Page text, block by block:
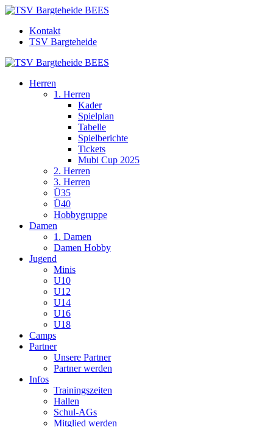
Kontakt
TSV Bargteheide
Herren
1. Herren
Kader
Spielplan
Tabelle
Spielberichte
Tickets
Mubi Cup 2025
2. Herren
3. Herren
Ü35
Ü40
Hobbygruppe
Damen
1. Damen
Damen Hobby
Jugend
Minis
U10
U12
U14
U16
U18
Camps
Partner
Unsere Partner
Partner werden
Infos
Trainingszeiten
Hallen
Schul-AGs
Mitglied werden